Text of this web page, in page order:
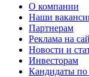
О компании
Наши
Партнерам
Реклама на
Новости и
Инвесторам
Кандидаты по